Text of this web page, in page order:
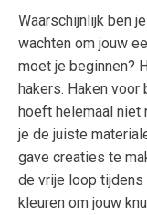
Waarschijnlijk ben
wachten om jouw
moet je beginnen?
hakers. Haken
hoeft helemaal
je de juiste
gave creaties te
de vrije loop tijdens
kleuren om jouw